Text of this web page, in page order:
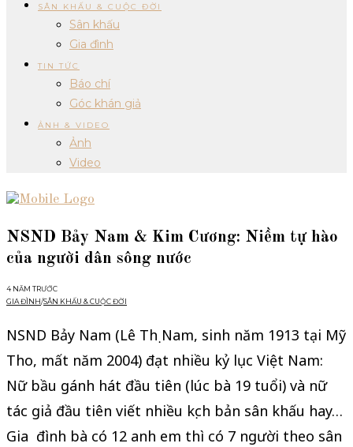
SÂN KHẤU & CUỘC ĐỜI
Sân khấu
Gia đình
TIN TỨC
Báo chí
Góc khán giả
ẢNH & VIDEO
Ảnh
Video
NSND Bảy Nam & Kim Cương: Niềm tự hào
của người dân sông nước
4 NĂM TRƯỚC
GIA ĐÌNH/SÂN KHẤU & CUỘC ĐỜI
NSND Bảy Nam (Lê Thị Nam, sinh năm 1913 tại Mỹ
Tho, mất năm 2004) đạt nhiều kỷ lục Việt Nam:
Nữ bầu gánh hát đầu tiên (lúc bà 19 tuổi) và nữ
tác giả đầu tiên viết nhiều kịch bản sân khấu hay…
Gia đình bà có 12 anh em thì có 7 người theo sân